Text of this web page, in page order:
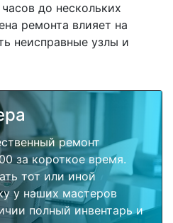
до нескольких
ремонта влияет на
неисправные узлы и
ремонт
за короткое время.
тот или иной
у наших мастеров
полный инвентарь и